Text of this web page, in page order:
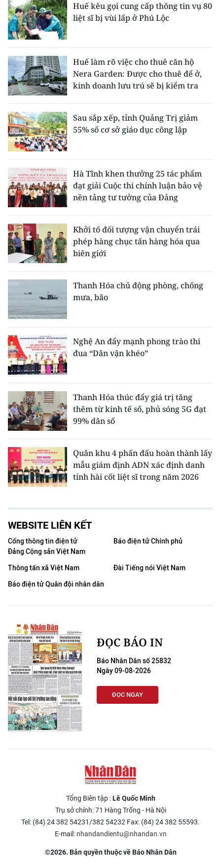
Huế kêu gọi cung cấp thông tin vụ 80
liệt sĩ bị vùi lấp ở Phú Lộc
Huế làm rõ việc cho thuê căn hộ
Nera Garden: Được cho thuê để ở,
kinh doanh lưu trú sẽ bị kiểm tra
Sau sắp xếp, tỉnh Quảng Trị giảm
55% số cơ sở giáo dục công lập
Hà Tĩnh khen thưởng 25 tác phẩm
đạt giải Cuộc thi chính luận bảo vệ
nền tảng tư tưởng của Đảng
Khởi tố đối tượng vận chuyển trái
phép hàng chục tấn hàng hóa qua
biên giới
Thanh Hóa chủ động phòng, chống
mưa, bão
Nghệ An đẩy mạnh phong trào thi
đua “Dân vận khéo”
Thanh Hóa thúc đẩy giá trị tăng
thêm từ kinh tế số, phủ sóng 5G đạt
99% dân số
Quân khu 4 phấn đấu hoàn thành lấy
mẫu giám định ADN xác định danh
tính hài cốt liệt sĩ trong năm 2026
WEBSITE LIÊN KẾT
Cổng thông tin điện tử
Đảng Cộng sản Việt Nam
Báo điện tử Chính phủ
Thông tấn xã Việt Nam
Đài Tiếng nói Việt Nam
Báo điện tử Quân đội nhân dân
ĐỌC BÁO IN
Báo Nhân Dân số 25832
Ngày 09-08-2026
ĐỌC NGAY
Tổng Biên tập :Lê Quốc Minh
Trụ sở chính: 71 Hàng Trống - Hà Nội
Tel: (84) 24 382 54231/382 54232 Fax: (84) 24 382 55593.
E-mail: nhandandientu@nhandan.vn
©2026. Bản quyền thuộc về Báo Nhân Dân